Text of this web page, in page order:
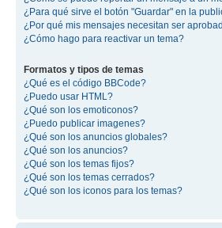
¿Para qué sirve el botón "Guardar" en la
¿Por qué mis mensajes necesitan ser
¿Cómo hago para reactivar un tema?
Formatos y tipos de temas
¿Qué es el código BBCode?
¿Puedo usar HTML?
¿Qué son los emoticonos?
¿Puedo publicar imagenes?
¿Qué son los anuncios globales?
¿Qué son los anuncios?
¿Qué son los temas fijos?
¿Qué son los temas cerrados?
¿Qué son los iconos para los temas?